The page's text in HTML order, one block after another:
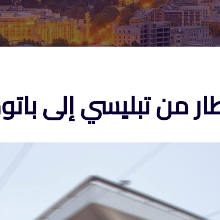
من تبليسي إلى